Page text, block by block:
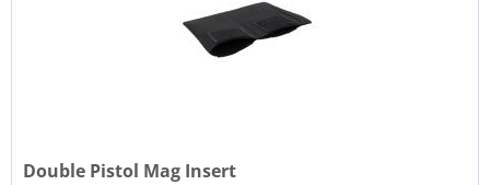
Double Pistol Mag Insert